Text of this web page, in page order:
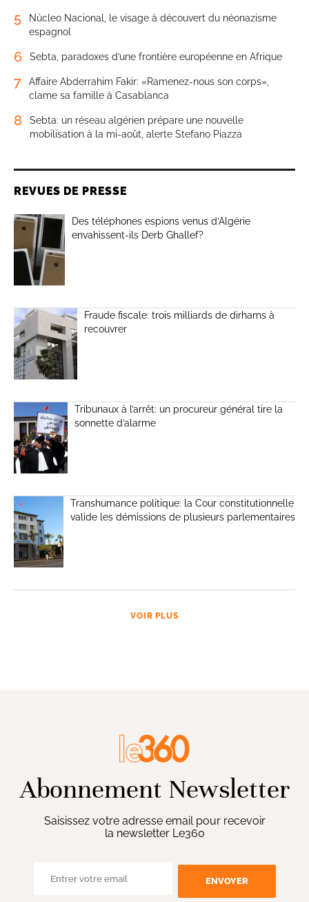
5
Núcleo Nacional, le visage à découvert du néonazisme
espagnol
6 Sebta, paradoxes d’une frontière européenne en Afrique
7
Affaire Abderrahim Fakir: «Ramenez-nous son corps»,
clame sa famille à Casablanca
8
Sebta: un réseau algérien prépare une nouvelle
mobilisation à la mi-août, alerte Stefano Piazza
REVUES DE PRESSE
Des téléphones espions venus d’Algérie
envahissent-ils Derb Ghallef?
Fraude fiscale: trois milliards de dirhams à
recouvrer
Tribunaux à l’arrêt: un procureur général tire la
sonnette d’alarme
Transhumance politique: la Cour constitutionnelle
valide les démissions de plusieurs parlementaires
VOIR PLUS
Abonnement Newsletter
Saisissez votre adresse email pour recevoir
la newsletter Le360
ENVOYER